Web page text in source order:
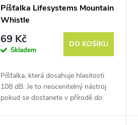
Píšťalka Lifesystems Mountain
Whistle
69 Kč
Skladem
DO KOŠÍKU
Píšťalka, která dosahuje hlasitosti
108 dB. Je to neocenitelný nástroj
pokud se dostanete v přírodě do